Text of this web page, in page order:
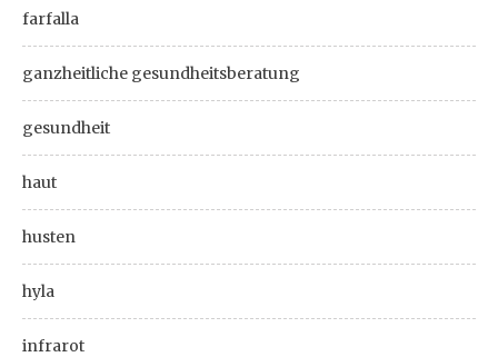
farfalla
ganzheitliche gesundheitsberatung
gesundheit
haut
husten
hyla
infrarot